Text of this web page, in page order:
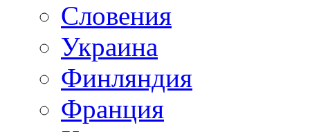
Словения
Украина
Финляндия
Франция